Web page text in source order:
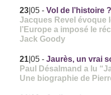
23 |05 -Vol de l’histoire ?
Jacques Revel évoque
l’Europe a imposé le
Jack Goody
21 |05 -Jaurès, un vrai
Paul Désalmand a lu
Une biographie de